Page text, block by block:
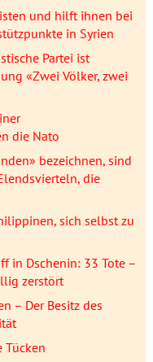
und hilft ihnen bei
in Syrien
Partei ist
«Zwei Völker, zwei
die Nato
bezeichnen, sind
die
sich selbst zu
in Dschenin: 33 Tote –
zerstört
– Der Besitz des
Tücken